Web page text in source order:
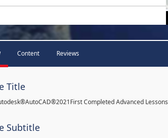
Content Reviews
Title
Completed Advanced Lessons
Subtitle